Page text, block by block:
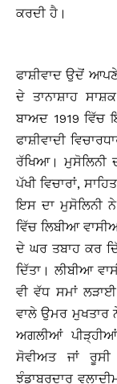
ਕਰਦੀ ਹੈ।
ਫਾਸ਼ੀਵਾਦ ਉਦੋਂ
ਦੇ ਤਾਨਾਸ਼ਾਹ
ਬਾਅਦ 1919 ਵਿੱਚ
ਫਾਸ਼ੀਵਾਦੀ
ਰੱਖਿਆ। ਮੁਸੋਲਿਨੀ
ਪੱਖੀ ਵਿਚਾਰਾਂ,
ਇਸ ਦਾ ਮੁਸੋਲਿਨੀ
ਵਿੱਚ ਲਿਬੀਆ
ਦੇ ਘਰ ਤਬਾਹ ਕਰ
ਦਿੱਤਾ। ਲੀਬੀਆ
ਵੀ ਵੱਧ ਸਮਾਂ
ਵਾਲੇ ਉਮਰ ਮੁਖਤਾਰ
ਅਗਲੀਆਂ
ਸੋਵੀਅਤ ਜਾਂ
ਝੰਡਾਬਰਦਾਰ